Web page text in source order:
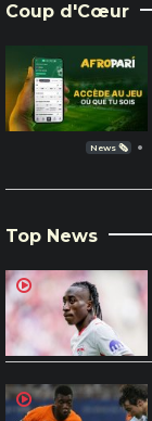
Coup d'Cœur
News 🗞️
Top News